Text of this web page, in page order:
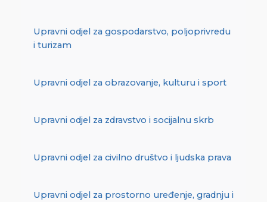
Upravni odjel za gospodarstvo, poljoprivredu
i turizam
Upravni odjel za obrazovanje, kulturu i sport
Upravni odjel za zdravstvo i socijalnu skrb
Upravni odjel za civilno društvo i ljudska prava
Upravni odjel za prostorno uređenje, gradnju i